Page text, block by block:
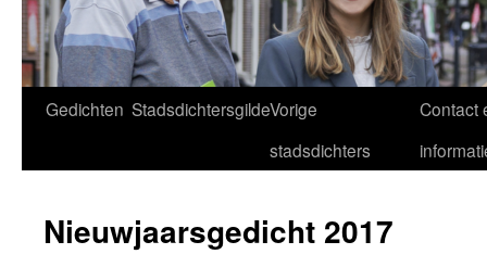
Gedichten StadsdichtersgildeVorige
stadsdichters
Contact
Nieuwjaarsgedicht 2017